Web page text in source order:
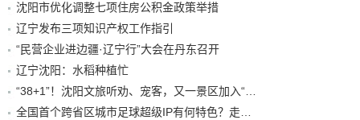
沈阳市优化调整七项住房公积金政策举措
辽宁发布三项知识产权工作指引
“民营企业进边疆·辽宁行”大会在丹东召开
辽宁沈阳：水稻种植忙